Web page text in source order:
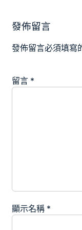
發佈留言
發佈留言必須填寫
留言 *
顯示名稱 *